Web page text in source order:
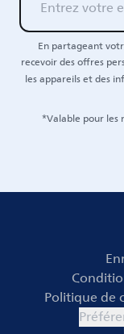
En partageant
recevoir des offres
les appareils et des
*Valable pour les
Politique de